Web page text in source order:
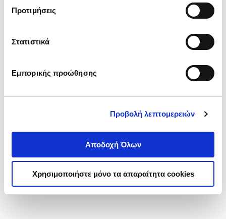
Προτιμήσεις
Στατιστικά
Εμπορικής προώθησης
Προβολή λεπτομερειών
Αποδοχή Όλων
Χρησιμοποιήστε μόνο τα απαραίτητα cookies